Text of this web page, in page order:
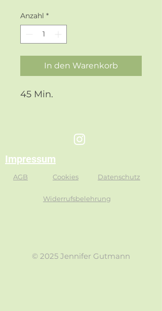
Anzahl *
In den Warenkorb
45 Min.
Impressum
AGB Cookies Datenschutz
Widerrufsbelehrung
© 2025 Jennifer Gutmann